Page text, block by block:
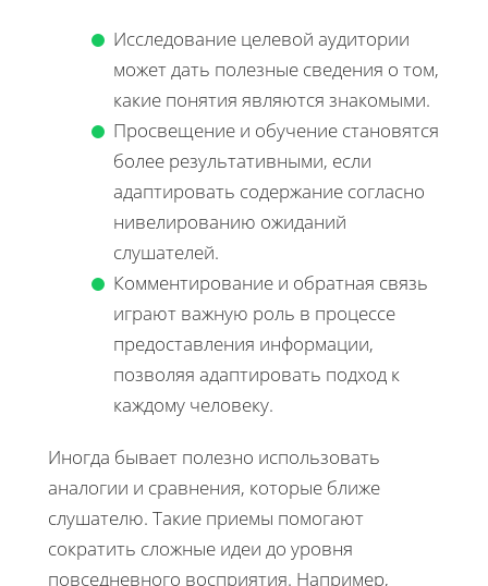
Исследование целевой аудитории
может дать полезные сведения о том,
какие понятия являются знакомыми.
Просвещение и обучение становятся
более результативными, если
адаптировать содержание согласно
нивелированию ожиданий
слушателей.
Комментирование и обратная связь
играют важную роль в процессе
предоставления информации,
позволяя адаптировать подход к
каждому человеку.
Иногда бывает полезно использовать
аналогии и сравнения, которые ближе
слушателю. Такие приемы помогают
сократить сложные идеи до уровня
повседневного восприятия. Например,